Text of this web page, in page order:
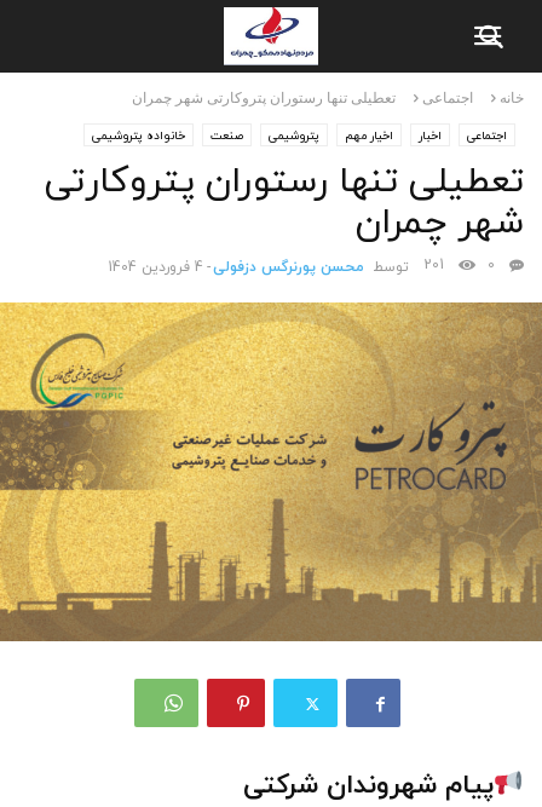
خانه اجتماعی تعطیلی تنها رستوران پتروکارتی شهر چمران
اجتماعی اخبار اخیار مهم پتروشیمی صنعت
خانواده پتروشیمی
شهر چمران
شهرک بعثت
تعطیلی تنها رستوران پتروکارتی
شهر چمران
توسط محسن پورنرگس دزفولی- 4 فروردین 1404 0
201
پیام شهروندان شرکتی